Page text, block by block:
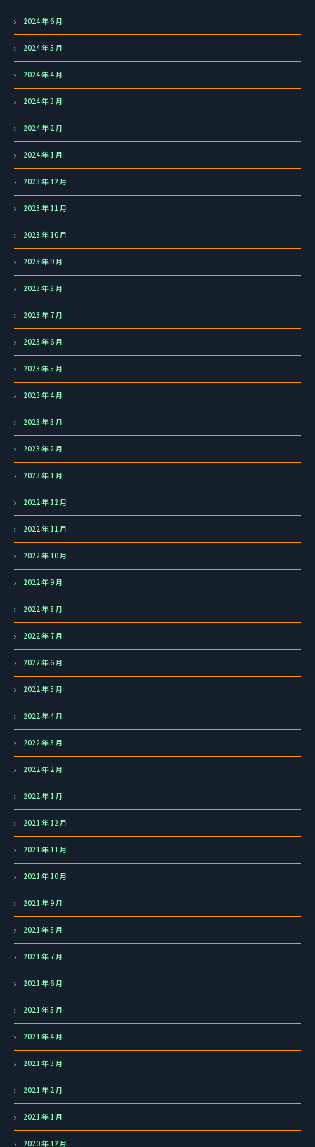
2024 年 6 月
2024 年 5 月
2024 年 4 月
2024 年 3 月
2024 年 2 月
2024 年 1 月
2023 年 12 月
2023 年 11 月
2023 年 10 月
2023 年 9 月
2023 年 8 月
2023 年 7 月
2023 年 6 月
2023 年 5 月
2023 年 4 月
2023 年 3 月
2023 年 2 月
2023 年 1 月
2022 年 12 月
2022 年 11 月
2022 年 10 月
2022 年 9 月
2022 年 8 月
2022 年 7 月
2022 年 6 月
2022 年 5 月
2022 年 4 月
2022 年 3 月
2022 年 2 月
2022 年 1 月
2021 年 12 月
2021 年 11 月
2021 年 10 月
2021 年 9 月
2021 年 8 月
2021 年 7 月
2021 年 6 月
2021 年 5 月
2021 年 4 月
2021 年 3 月
2021 年 2 月
2021 年 1 月
2020 年 12 月